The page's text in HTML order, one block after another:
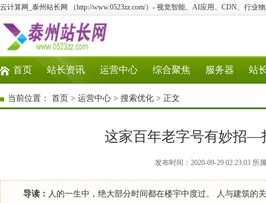
云计算网_泰州站长网 （http://www.0523zz.com/）- 视觉智能、AI应用、CDN、行业
首页 站长资讯 运营中心 综合聚焦 服务器 站
当前位置： 首页 > 运营中心 > 搜索优化 > 正文
这家百年老字号有妙招—
发布时间：2020-09-29 02:23:03
导读： 人的一生中，绝大部分时间都在楼宇中度过。 人与建筑的